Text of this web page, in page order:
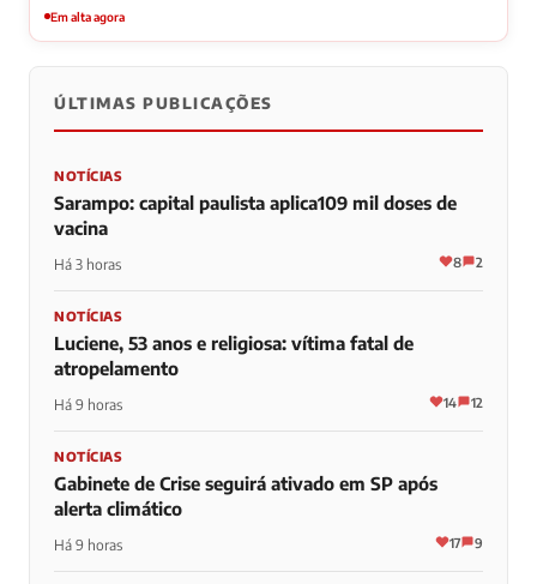
Em alta agora
ÚLTIMAS PUBLICAÇÕES
NOTÍCIAS
Sarampo: capital paulista aplica109 mil doses de
vacina
Há 3 horas 8 2
NOTÍCIAS
Luciene, 53 anos e religiosa: vítima fatal de
atropelamento
Há 9 horas 14 12
NOTÍCIAS
Gabinete de Crise seguirá ativado em SP após
alerta climático
Há 9 horas 17 9